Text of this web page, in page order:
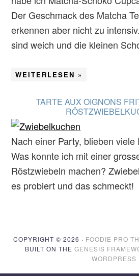
Der Geschmack des Matcha
erkennen aber nicht zu
sind weich und die kleinen
WEITERLESEN »
TARTE AUX OIGNONS
Nach einer Party, blieben
Was konnte ich mit einer
Röstzwiebeln machen?
es probiert und das schmeckt!
COPYRIGHT © 2026 · FOODIE PRO
BUILT ON THE GENESIS
WORDPRESS